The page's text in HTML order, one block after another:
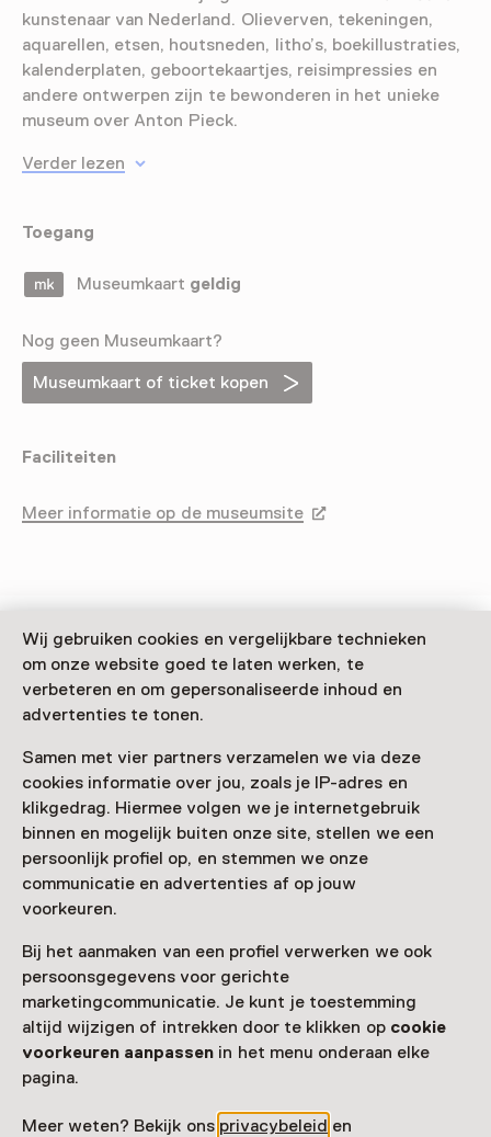
Wij gebruiken cookies en vergelijkbare technieken
om onze website goed te laten werken, te
verbeteren en om gepersonaliseerde inhoud en
advertenties te tonen.
Samen met vier partners verzamelen we via deze
cookies informatie over jou, zoals je IP-adres en
klikgedrag. Hiermee volgen we je internetgebruik
binnen en mogelijk buiten onze site, stellen we een
persoonlijk profiel op, en stemmen we onze
communicatie en advertenties af op jouw
voorkeuren.
Bij het aanmaken van een profiel verwerken we ook
persoonsgegevens voor gerichte
marketingcommunicatie. Je kunt je toestemming
altijd wijzigen of intrekken door te klikken op cookie
voorkeuren aanpassen in het menu onderaan elke
pagina.
Meer weten? Bekijk ons privacybeleid en
kunstenaar van Nederland. Olieverven, tekeningen,
aquarellen, etsen, houtsneden, litho’s, boekillustraties,
kalenderplaten, geboortekaartjes, reisimpressies en
andere ontwerpen zijn te bewonderen in het unieke
museum over Anton Pieck.
Verder lezen
Toegang
Museumkaart geldig
Nog geen Museumkaart?
Museumkaart of ticket kopen
Faciliteiten
Meer informatie op de museumsiteOpent in een nieuw
Zien & doen in Anton
Pieck Museum
Tentoonstelling
De pareltjes van Anton Pieck
T/m 31 oktober van 10:00 tot 17:00
Voor 5 t/m 18 jaar en volwassenen